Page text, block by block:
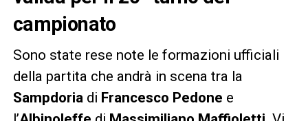
campionato
Sono state rese note le formazioni ufficiali
della partita che andrà in scena tra la
Sampdoria di Francesco Pedone e